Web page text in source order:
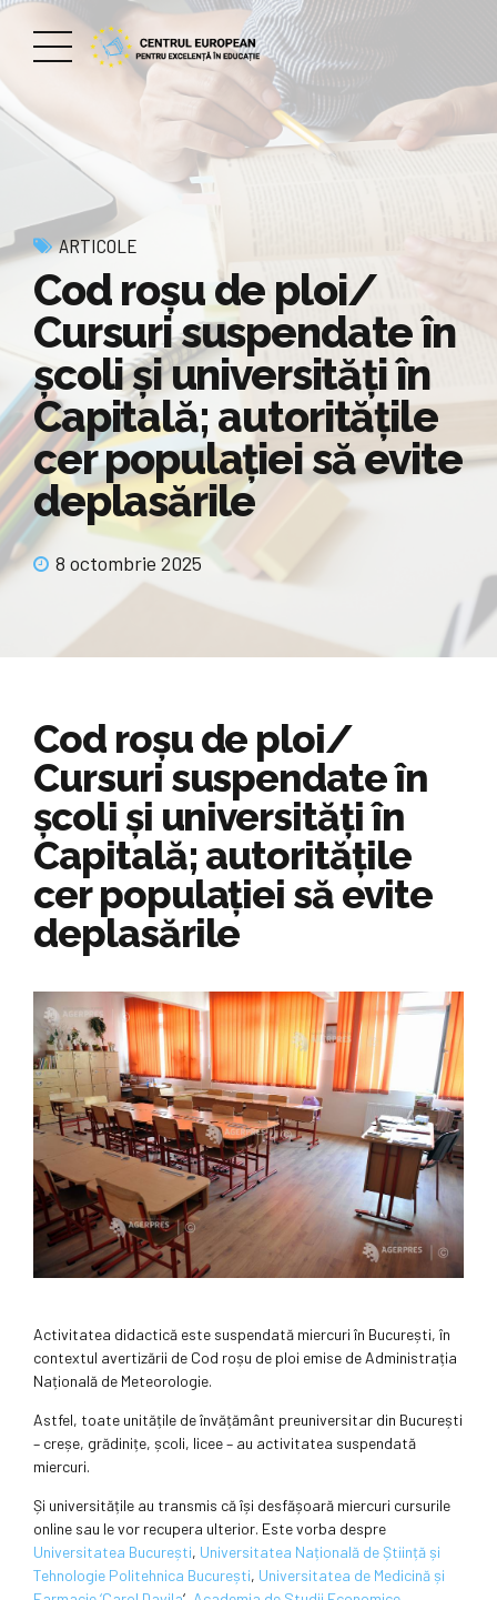
ARTICOLE
Cod roșu de ploi/
Cursuri suspendate în
școli și universități în
Capitală; autoritățile
cer populației să evite
deplasările
8 octombrie 2025
Cod roșu de ploi/
Cursuri suspendate în
școli și universități în
Capitală; autoritățile
cer populației să evite
deplasările
Activitatea didactică este suspendată miercuri în București, în
contextul avertizării de Cod roșu de ploi emise de Administrația
Națională de Meteorologie.
Astfel, toate unitățile de învățământ preuniversitar din București
– creșe, grădinițe, școli, licee – au activitatea suspendată
miercuri.
Și universitățile au transmis că își desfășoară miercuri cursurile
online sau le vor recupera ulterior. Este vorba despre
Universitatea București, Universitatea Națională de Știință și
Tehnologie Politehnica București, Universitatea de Medicină și